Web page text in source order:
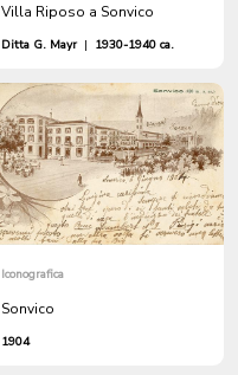
Villa Riposo a Sonvico
Ditta G. Mayr | 1930-1940 ca.
Iconografica
Sonvico
1904